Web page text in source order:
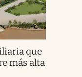
que
más alta